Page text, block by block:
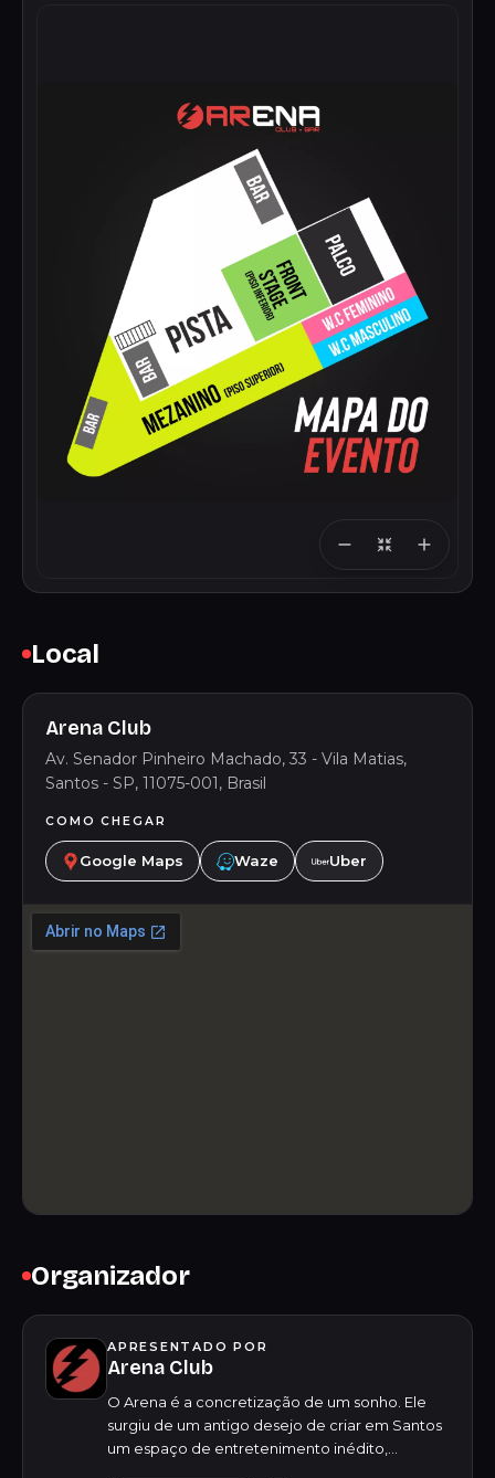
Local
Arena Club
Av. Senador Pinheiro Machado, 33 - Vila Matias,
Santos - SP, 11075-001, Brasil
COMO CHEGAR
Google Maps Waze Uber
Organizador
APRESENTADO POR
Arena Club
O Arena é a concretização de um sonho. Ele
surgiu de um antigo desejo de criar em Santos
um espaço de entretenimento inédito,